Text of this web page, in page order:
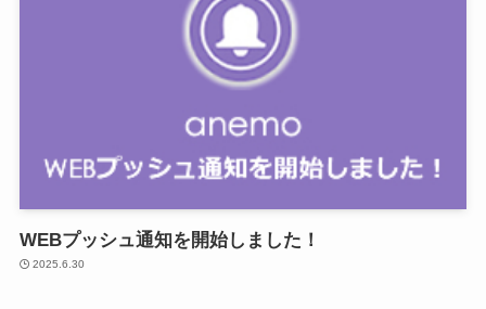
WEBプッシュ通知を開始しました！
2025.6.30